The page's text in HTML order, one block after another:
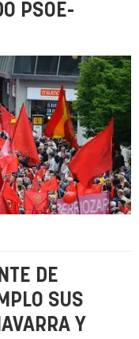
PSOE-
DE
SUS
Y